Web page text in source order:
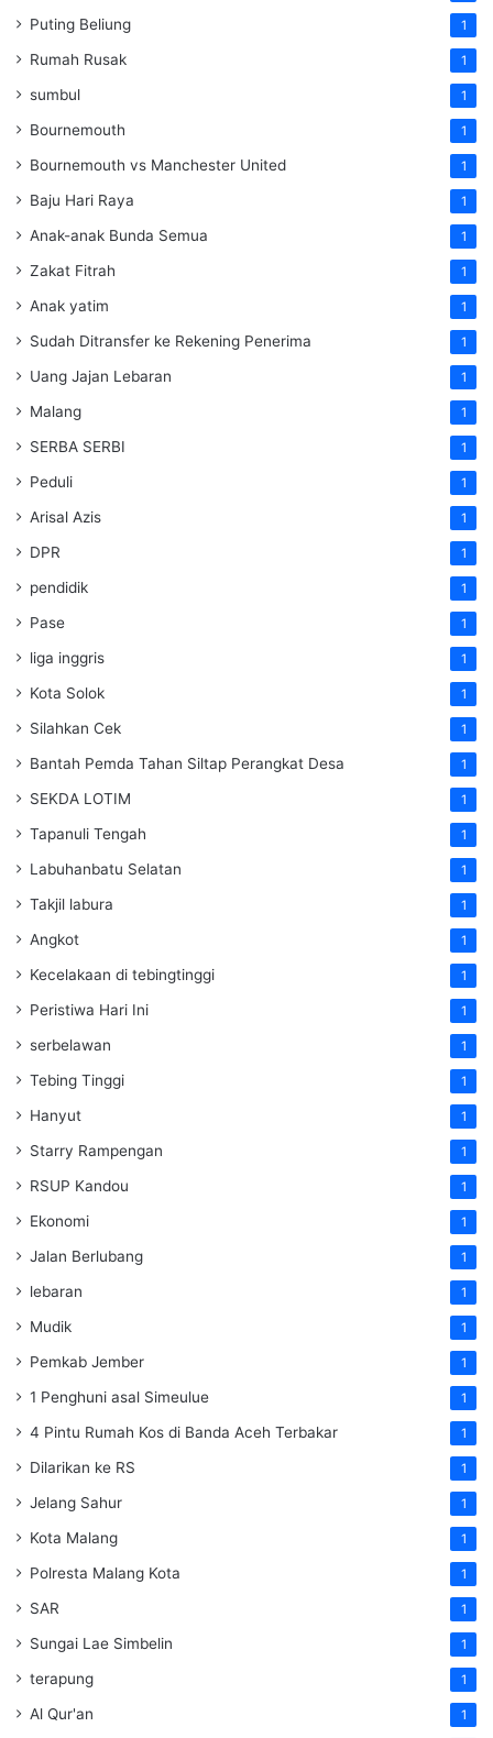
Puting Beliung 1
Rumah Rusak 1
sumbul 1
Bournemouth 1
Bournemouth vs Manchester United 1
Baju Hari Raya 1
Anak-anak Bunda Semua 1
Zakat Fitrah 1
Anak yatim 1
Sudah Ditransfer ke Rekening Penerima 1
Uang Jajan Lebaran 1
Malang 1
SERBA SERBI 1
Peduli 1
Arisal Azis 1
DPR 1
pendidik 1
Pase 1
liga inggris 1
Kota Solok 1
Silahkan Cek 1
Bantah Pemda Tahan Siltap Perangkat Desa 1
SEKDA LOTIM 1
Tapanuli Tengah 1
Labuhanbatu Selatan 1
Takjil labura 1
Angkot 1
Kecelakaan di tebingtinggi 1
Peristiwa Hari Ini 1
serbelawan 1
Tebing Tinggi 1
Hanyut 1
Starry Rampengan 1
RSUP Kandou 1
Ekonomi 1
Jalan Berlubang 1
lebaran 1
Mudik 1
Pemkab Jember 1
1 Penghuni asal Simeulue 1
4 Pintu Rumah Kos di Banda Aceh Terbakar 1
Dilarikan ke RS 1
Jelang Sahur 1
Kota Malang 1
Polresta Malang Kota 1
SAR 1
Sungai Lae Simbelin 1
terapung 1
Al Qur'an 1